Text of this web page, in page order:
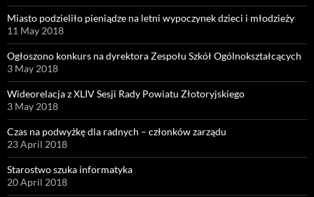
Miasto podzieliło pieniądze na letni wypoczynek dzieci i młodzieży
11 May 2018
Ogłoszono konkurs na dyrektora Zespołu Szkół Ogólnokształcących
3 May 2018
Wideorelacja z XLIV Sesji Rady Powiatu Złotoryjskiego
3 May 2018
Czas na podwyżkę dla radnych – członków zarządu
23 April 2018
Starostwo szuka informatyka
20 April 2018